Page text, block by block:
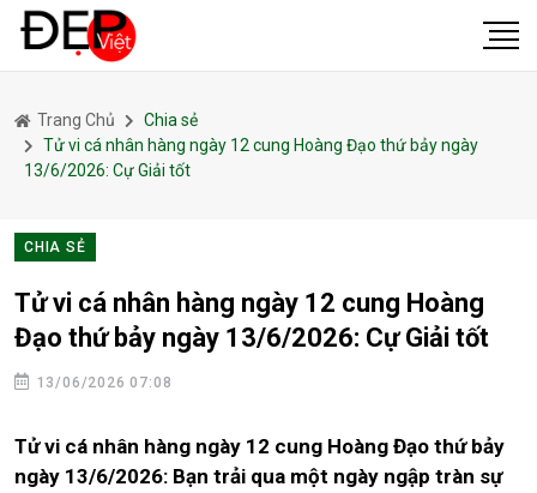
Trang Chủ
Chia sẻ
Tử vi cá nhân hàng ngày 12 cung Hoàng Đạo thứ bảy ngày
13/6/2026: Cự Giải tốt
CHIA SẺ
Tử vi cá nhân hàng ngày 12 cung Hoàng
Đạo thứ bảy ngày 13/6/2026: Cự Giải tốt
13/06/2026 07:08
Tử vi cá nhân hàng ngày 12 cung Hoàng Đạo thứ bảy
ngày 13/6/2026: Bạn trải qua một ngày ngập tràn sự